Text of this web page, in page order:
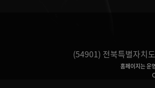
(54901) 전북특별자치
홈페이지는 운